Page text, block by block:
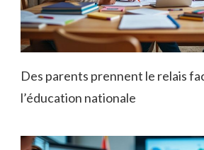
Des parents prennent le relais
l’éducation nationale